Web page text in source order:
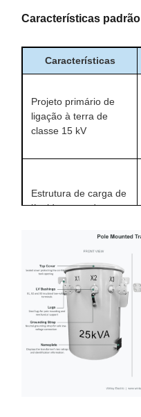
Características padrão
Características
Projeto primário de
ligação à terra de
classe 15 kV
Estrutura de carga de
líquido montada em
Outros aparelhos de
ar condicionado e
aparelhos de ar
condicionado
Equipamento de
circuitos eletrónicos